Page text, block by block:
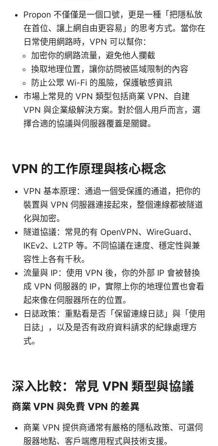
Propon 不僅僅是一個口號，更是一種「把隱私放
在首位、讓上網自由更容易」的思考方式。當你在
日常使用網路時，VPN 可以幫你：
加密你的網路流量，避免他人攔截
換取地理位置，讓你訪問被區域限制的內容
防止公眾 Wi-Fi 的風險，保護敏感資訊
市場上常見的 VPN 類型包括商業 VPN、自建
VPN 與企業級解決方案。對於個人用戶而言，選
擇合適的協議與伺服器覆蓋是關鍵。
VPN 的工作原理與核心概念
VPN 基本原理：通過一個受保護的通道，把你的
裝置與 VPN 伺服器連接起來，整個連線都被隧道
化與加密。
隧道協議：常見的有 OpenVPN、WireGuard、
IKEv2、L2TP 等。不同協議在速度、穩定性與兼
容性上各有千秋。
流量與 IP：使用 VPN 後，你的外部 IP 會被替換
成 VPN 伺服器的 IP，實際上你的地理位置也會看
起來像在伺服器所在的位置。
日誌政策：重點看是否「保留連線日誌」與「使用
日誌」，以及是否有政府資料請求的紀錄處理方
式。
深入比較：常見 VPN 類型與協議
商業 VPN 與免費 VPN 的差異
商業 VPN 提供商通常有嚴格的隱私政策、可選伺
服器地點、客戶端應用程式與技術支援。